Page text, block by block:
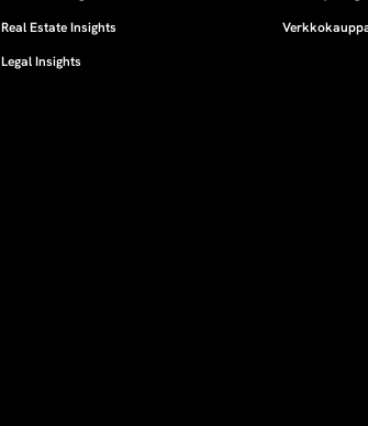
Real Estate Insights
Legal Insights